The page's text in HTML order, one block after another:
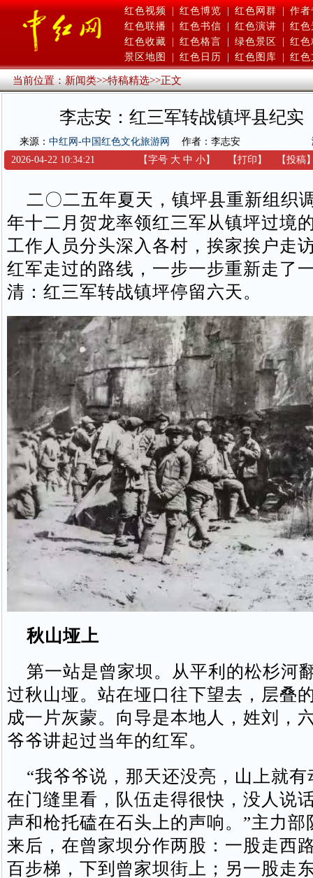
红色视频 | 红色博览 | 红色网群 | 作者
红色联播
红色书信 红色演讲
红色
红色收藏
红色格言 绿色景区
红色
景区地图
红色日历 红色图库 红色
当前位置：新闻类>>特稿精选>>正文
李志安：红三军转战镇坪县纪实
来源： 中红网-中国红色文化旅游网 作者：李志安
2026-04-22 10:34:21
【字号 大 中 小】 【打印 】 【投稿
二〇二五年夏天，镇坪县重新组织
年十二月贺龙率领红三军从镇坪过境
工作人员分头深入各村，挨家挨户走
红军走过的路线，一步一步重新走了
清：红三军转战镇坪停留六天。
秋山垭上
第一站是曾家坝。从平利的松杉河
过秋山垭。站在垭口往下望去，层叠
成一片灰蒙。向导是本地人，姓刘，
爷爷讲起过当年的红军。
“我爷爷说，那天还没亮，山上就有
在门缝里看，队伍走得很快，没人说
声和枪托磕在石头上的声响。”主力部
来后，在曾家坝分作两股：一股走西
百步梯，下到曾家坝街上；另一股走